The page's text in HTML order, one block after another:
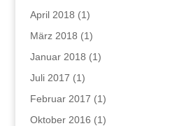
April 2018 (1)
März 2018 (1)
Januar 2018 (1)
Juli 2017 (1)
Februar 2017 (1)
Oktober 2016 (1)